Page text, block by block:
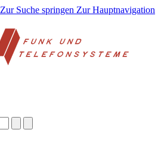
Zur Suche springen Zur Hauptnavigation